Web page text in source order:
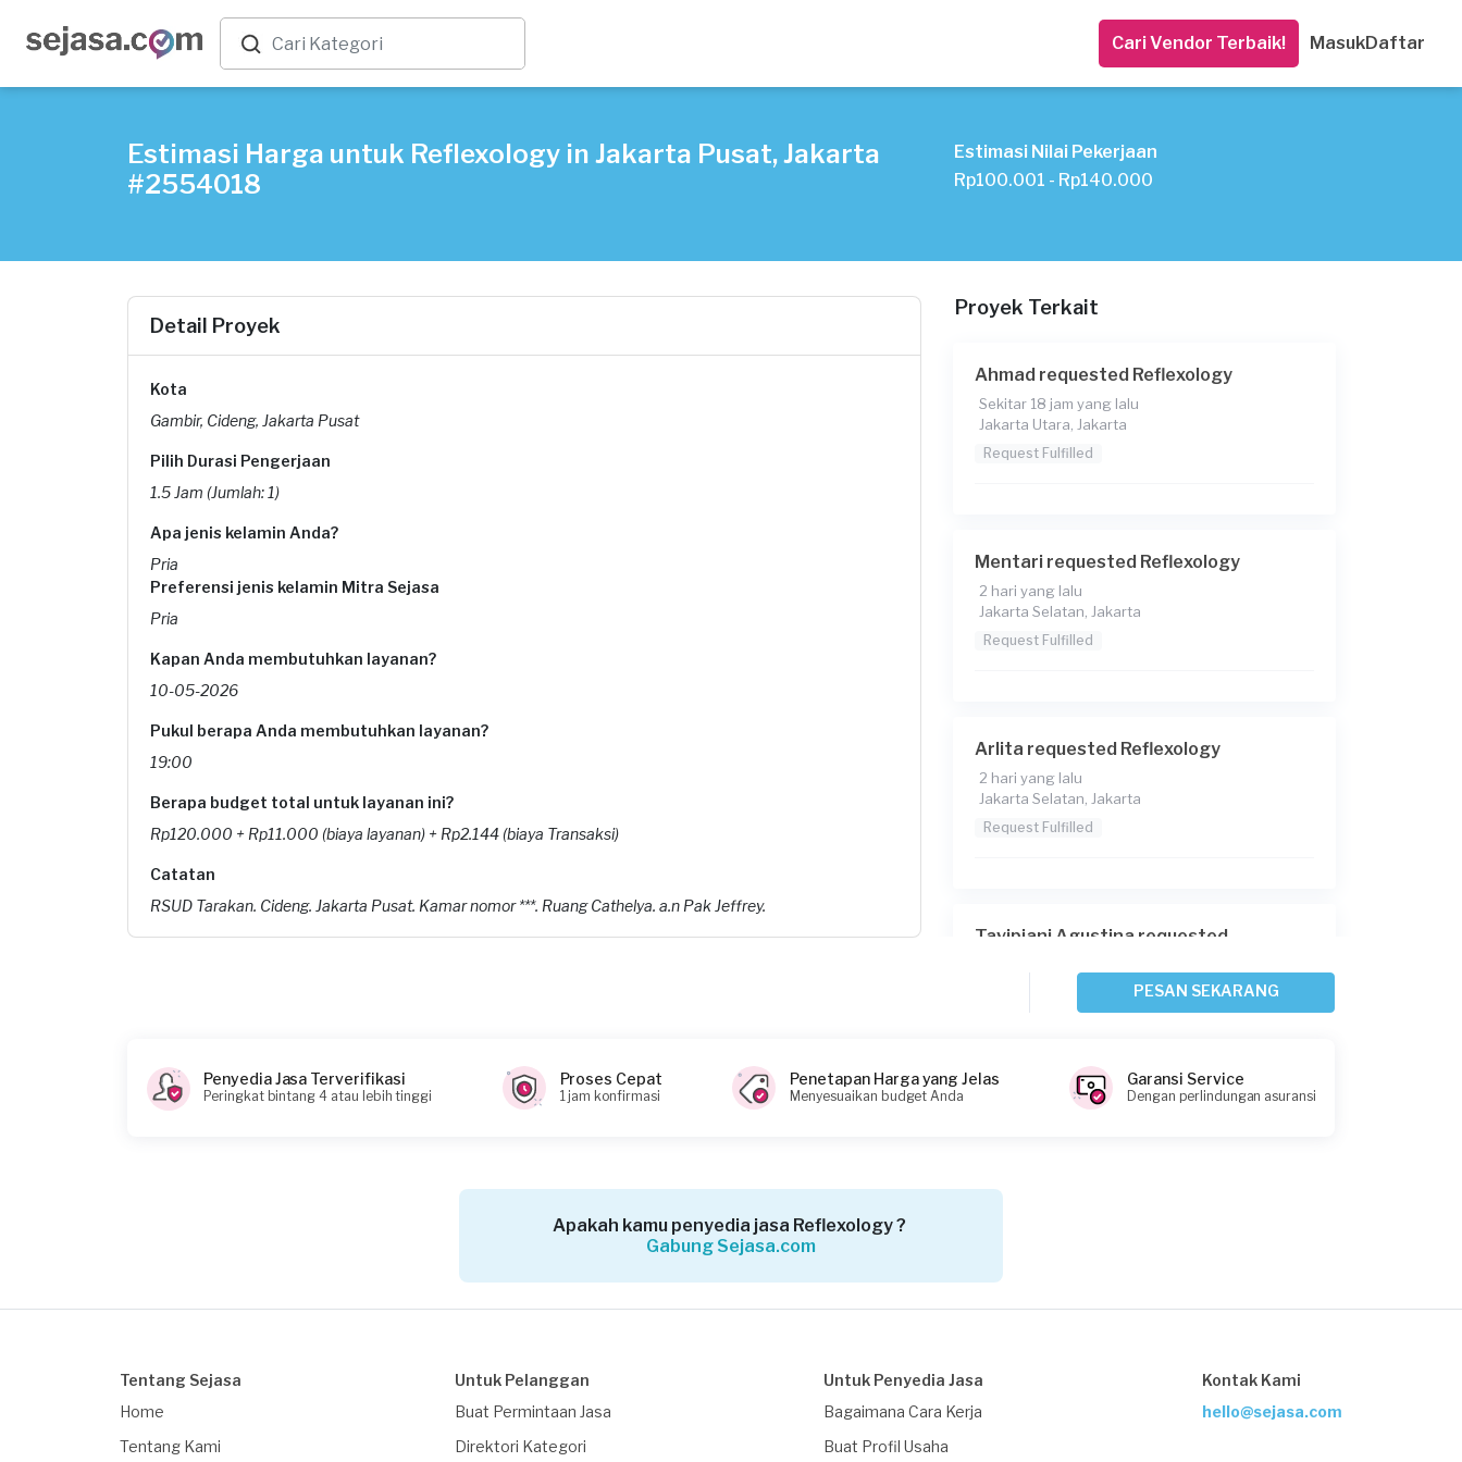
Cari Vendor Terbaik! MasukDaftar
Estimasi Harga untuk Reflexology in Jakarta Pusat, Jakarta
#2554018
Estimasi Nilai Pekerjaan
Rp100.001 - Rp140.000
Detail Proyek
Kota
Gambir, Cideng, Jakarta Pusat
Pilih Durasi Pengerjaan
1.5 Jam (Jumlah: 1)
Apa jenis kelamin Anda?
Pria
Preferensi jenis kelamin Mitra Sejasa
Pria
Kapan Anda membutuhkan layanan?
10-05-2026
Pukul berapa Anda membutuhkan layanan?
19:00
Berapa budget total untuk layanan ini?
Rp120.000 + Rp11.000 (biaya layanan) + Rp2.144 (biaya Transaksi)
Catatan
RSUD Tarakan. Cideng. Jakarta Pusat. Kamar nomor ***. Ruang Cathelya. a.n Pak Jeffrey.
Proyek Terkait
Ahmad requested Reflexology
Sekitar 18 jam yang lalu
Jakarta Utara, Jakarta
Request Fulfilled
Mentari requested Reflexology
2 hari yang lalu
Jakarta Selatan, Jakarta
Request Fulfilled
Arlita requested Reflexology
2 hari yang lalu
Jakarta Selatan, Jakarta
Request Fulfilled
Tavipiani Agustina requested
Jakarta Selatan, Jakarta
Jakarta Selatan, Jakarta
Jakarta Selatan, Jakarta
PESAN SEKARANG
Penyedia Jasa Terverifikasi
Peringkat bintang 4 atau lebih tinggi
Proses Cepat
1 jam konfirmasi
Penetapan Harga yang Jelas
Menyesuaikan budget Anda
Garansi Service
Dengan perlindungan asuransi
Apakah kamu penyedia jasa Reflexology ?
Gabung Sejasa.com
Tentang Sejasa
Home
Tentang Kami
Untuk Pelanggan
Buat Permintaan Jasa
Direktori Kategori
Untuk Penyedia Jasa
Bagaimana Cara Kerja
Buat Profil Usaha
Kontak Kami
hello@sejasa.com